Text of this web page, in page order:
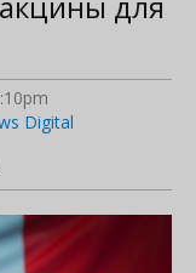
Digital